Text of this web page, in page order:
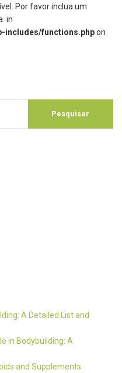
Por favor inclua um
in
includes/functions.phpon
A Detailed List and
in Bodybuilding: A
and Supplements